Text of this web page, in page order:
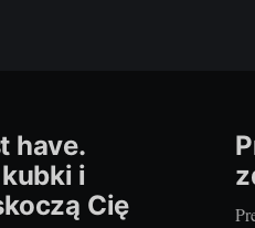
have.
i
Cię